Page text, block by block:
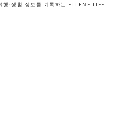
행·생활 정보를 기록하는 ELLENE LIFE